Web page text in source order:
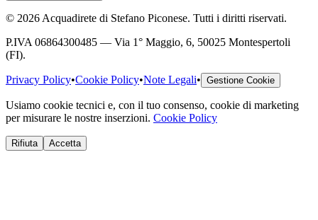
© 2026 Acquadirete di Stefano Piconese. Tutti i diritti riservati.
P.IVA 06864300485 — Via 1° Maggio, 6, 50025 Montespertoli
(FI).
Privacy Policy•Cookie Policy•Note Legali• Gestione Cookie
Usiamo cookie tecnici e, con il tuo consenso, cookie di marketing
per misurare le nostre inserzioni. Cookie Policy
Rifiuta Accetta